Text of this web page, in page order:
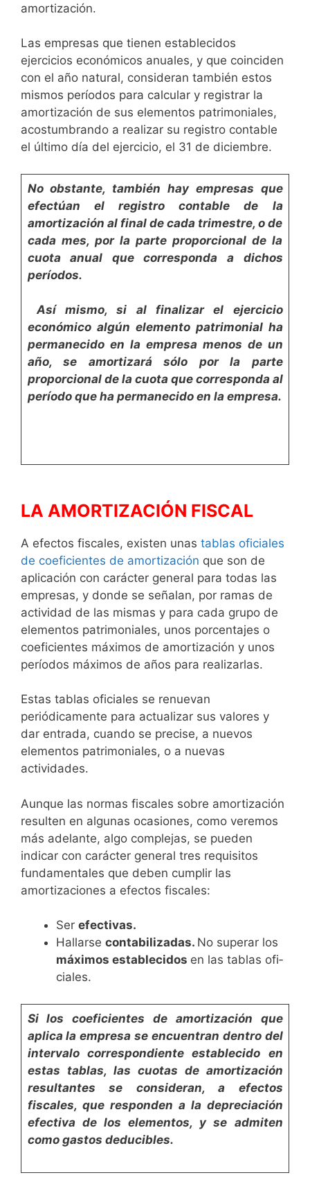
amortización.
Las empresas que tienen establecidos
ejercicios económicos anuales, y que coinciden
con el año natural, consideran también estos
mismos períodos para calcular y registrar la
amortización de sus elementos patrimoniales,
acostum­brando a realizar su registro contable
el último día del ejer­cicio, el 31 de diciembre.
No obstante, también hay empresas que
efectúan el registrocontable de la
amortización al final de cada trimestre, o de
cada mes, por la parte proporcional de la
cuota anual quecorresponda a dichos
períodos.
Así mismo, si al finalizar el ejercicio
económico algún ele­mento patrimonial ha
permanecido en la empresa menos de un
año, se amortizará sólo por la parte
proporcional de la cuota que corresponda al
período que ha permane­cido en la empresa.
LA AMORTIZACIÓN FISCAL
A efectos fiscales, existen unas tablas oficiales
de coe­ficientes de amortización que son de
aplicación con carác­ter general para todas las
empresas, y donde se señalan, por ramas de
actividad de las mismas y para cada grupo de
elementos patrimoniales, unos porcentajes o
coeficientes máximos de amortización y unos
períodos máximos de años para realizarlas.
Estas tablas oficiales se renuevan
periódicamente para ac­tualizar sus valores y
dar entrada, cuando se precise, a nue­vos
elementos patrimoniales, o a nuevas
actividades.
Aunque las normas fiscales sobre amortización
resulten en al­gunas ocasiones, como veremos
más adelante, algo comple­jas, se pueden
indicar con carácter general tres requisitos
fundamentales que deben cumplir las
amortizaciones a efec­tos fiscales:
Ser efectivas.
Hallarse contabilizadas. No superar los
máximos establecidos en las tablas ofi­
ciales.
Si los coeficientes de amortización que
aplica la empresa se encuentran dentro del
intervalo correspondiente establecido en
estas tablas, las cuotas de amortización
resultantes se con­sideran, a efectos
fiscales, que responden a la depreciación
efectiva de los elementos, y se admiten
como gastos dedu­cibles.